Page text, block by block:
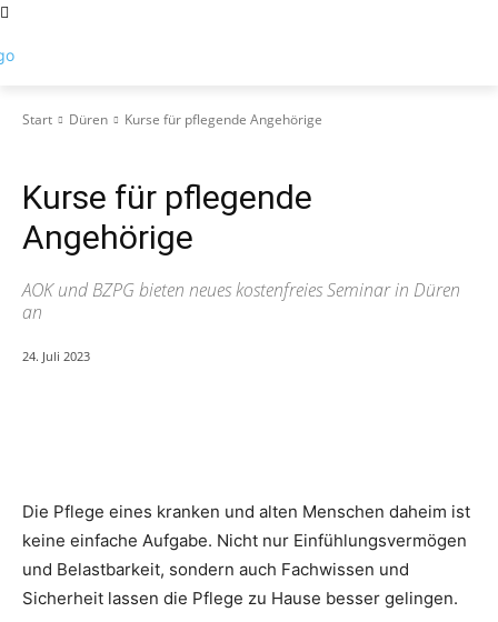
Start Düren Kurse für pflegende Angehörige
Kurse für pflegende
Angehörige
AOK und BZPG bieten neues kostenfreies Seminar in Düren
an
24. Juli 2023
Die Pflege eines kranken und alten Menschen daheim ist
keine einfache Aufgabe. Nicht nur Einfühlungsvermögen
und Belastbarkeit, sondern auch Fachwissen und
Sicherheit lassen die Pflege zu Hause besser gelingen.